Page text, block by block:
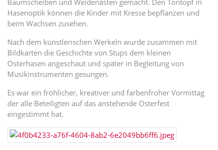
Baumscheiben und Weidenästen gemacht. Den Tontopf in
Hasenoptik können die Kinder mit Kresse bepflanzen und
beim Wachsen zusehen.
Nach dem künstlerischen Werkeln wurde zusammen mit
Bildkarten die Geschichte von Stups dem kleinen
Osterhasen angeschaut und später in Begleitung von
Musikinstrumenten gesungen.
Es war ein fröhlicher, kreativer und farbenfroher Vormittag
der alle Beteiligten auf das anstehende Osterfest
eingestimmt hat.